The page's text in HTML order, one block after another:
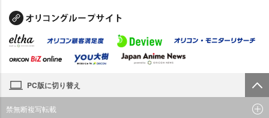
PC版に切り替え
禁無断複写転載